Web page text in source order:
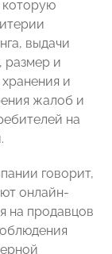
которую
выдачи
размер и
и
жалоб и
на
говорит,
онлайн-
на продавцов